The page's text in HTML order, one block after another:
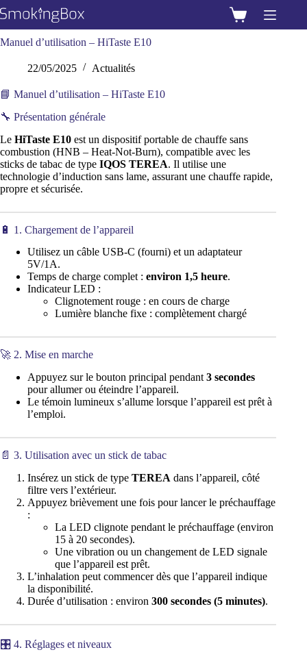
Passer
au
contenu
Panier
d’achat
Manuel d’utilisation – HiTaste E10
22/05/2025 Actualités
📘 Manuel d’utilisation – HiTaste E10
🔧 Présentation générale
Le HiTaste E10 est un dispositif portable de chauffe sans
combustion (HNB – Heat-Not-Burn), compatible avec les
sticks de tabac de type IQOS TEREA. Il utilise une
technologie d’induction sans lame, assurant une chauffe rapide,
propre et sécurisée.
🔋 1. Chargement de l’appareil
Utilisez un câble USB-C (fourni) et un adaptateur
5V/1A.
Temps de charge complet : environ 1,5 heure.
Indicateur LED :
Clignotement rouge : en cours de charge
Lumière blanche fixe : complètement chargé
🚀 2. Mise en marche
Appuyez sur le bouton principal pendant 3 secondes
pour allumer ou éteindre l’appareil.
Le témoin lumineux s’allume lorsque l’appareil est prêt à
l’emploi.
📄 3. Utilisation avec un stick de tabac
Insérez un stick de type TEREA dans l’appareil, côté
filtre vers l’extérieur.
Appuyez brièvement une fois pour lancer le préchauffage
:
La LED clignote pendant le préchauffage (environ
15 à 20 secondes).
Une vibration ou un changement de LED signale
que l’appareil est prêt.
L’inhalation peut commencer dès que l’appareil indique
la disponibilité.
Durée d’utilisation : environ 300 secondes (5 minutes).
🎛️ 4. Réglages et niveaux